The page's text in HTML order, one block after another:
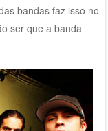
bandas faz isso no
ser que a banda